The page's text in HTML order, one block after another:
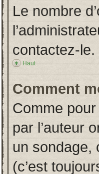
Le nombre
contactez-le.
Haut
Comment
Comme
par l’auteur
un sondage,
(c’est